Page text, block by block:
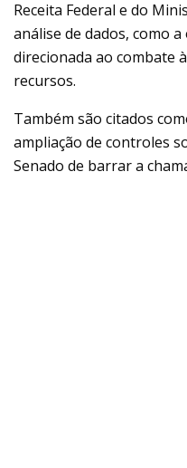
Receita Federal e do
análise de dados, como
direcionada ao combate
recursos.
Também são citados
ampliação de controles
Senado de barrar a